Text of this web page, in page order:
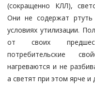
(сокращенно КЛЛ),
Они не содержат
условиях утилизации.
от своих
потребительские
нагреваются и не
а светят при этом ярче и